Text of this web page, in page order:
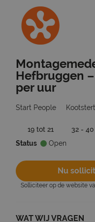
Hefbruggen
per uur
Start People
19 tot 21
32 -
Status
Open
Nu
Solliciteer op de website
WAT WIJ VRAGEN